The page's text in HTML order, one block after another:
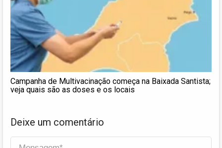
Campanha de Multivacinação começa na Baixada Santista;
veja quais são as doses e os locais
Deixe um comentário